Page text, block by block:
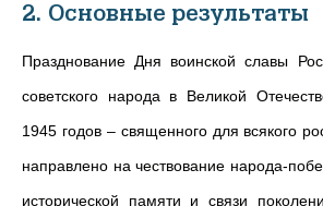
2. Основные результаты
Празднование Дня воинской славы
советского народа в Великой
1945 годов – священного для всякого
направлено на чествование народа-
исторической памяти и связи